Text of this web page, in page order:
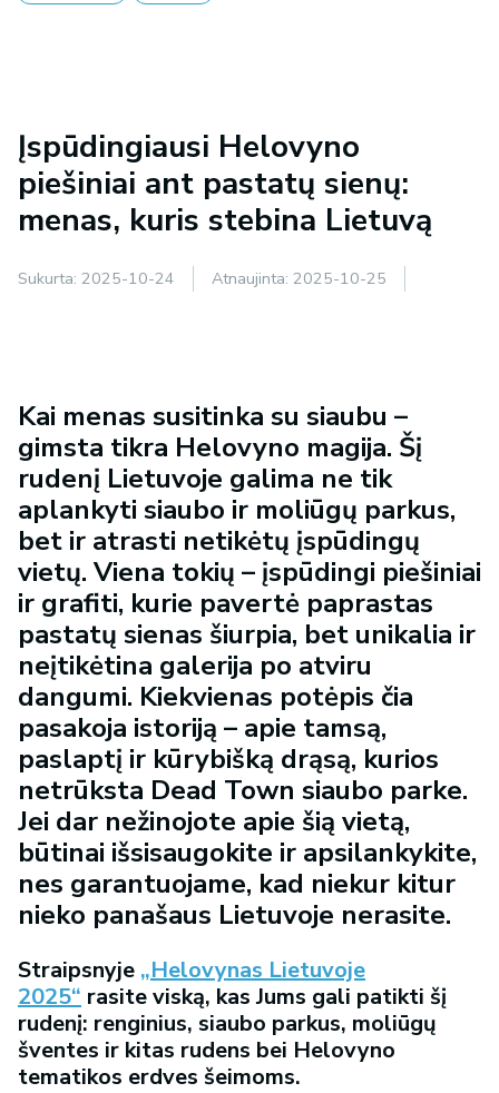
Įspūdingiausi Helovyno
piešiniai ant pastatų sienų:
menas, kuris stebina Lietuvą
Sukurta: 2025-10-24 Atnaujinta: 2025-10-25
Kai menas susitinka su siaubu –
gimsta tikra Helovyno magija. Šį
rudenį Lietuvoje galima ne tik
aplankyti siaubo ir moliūgų parkus,
bet ir atrasti netikėtų įspūdingų
vietų. Viena tokių – įspūdingi piešiniai
ir grafiti, kurie pavertė paprastas
pastatų sienas šiurpia, bet unikalia ir
neįtikėtina galerija po atviru
dangumi. Kiekvienas potėpis čia
pasakoja istoriją – apie tamsą,
paslaptį ir kūrybišką drąsą, kurios
netrūksta Dead Town siaubo parke.
Jei dar nežinojote apie šią vietą,
būtinai išsisaugokite ir apsilankykite,
nes garantuojame, kad niekur kitur
nieko panašaus Lietuvoje nerasite.
Straipsnyje „Helovynas Lietuvoje
2025“ rasite viską, kas Jums gali patikti šį
rudenį: renginius, siaubo parkus, moliūgų
šventes ir kitas rudens bei Helovyno
tematikos erdves šeimoms.